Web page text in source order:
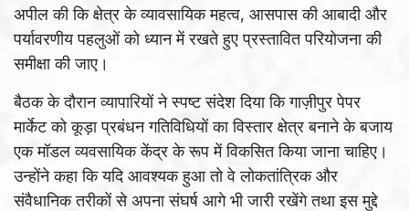
अपील की कि क्षेत्र के व्यावसायिक महत्व, आसपास की आबादी और
पर्यावरणीय पहलुओं को ध्यान में रखते हुए प्रस्तावित परियोजना की
समीक्षा की जाए।
बैठक के दौरान व्यापारियों ने स्पष्ट संदेश दिया कि गाज़ीपुर पेपर
मार्केट को कूड़ा प्रबंधन गतिविधियों का विस्तार क्षेत्र बनाने के बजाय
एक मॉडल व्यवसायिक केंद्र के रूप में विकसित किया जाना चाहिए।
उन्होंने कहा कि यदि आवश्यक हुआ तो वे लोकतांत्रिक और
संवैधानिक तरीकों से अपना संघर्ष आगे भी जारी रखेंगे तथा इस मुद्दे